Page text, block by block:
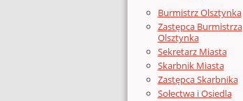
Burmistrz Olsztynka
Zastępca Burmistrza
Olsztynka
Sekretarz Miasta
Skarbnik Miasta
Zastępca Skarbnika
Sołectwa i Osiedla